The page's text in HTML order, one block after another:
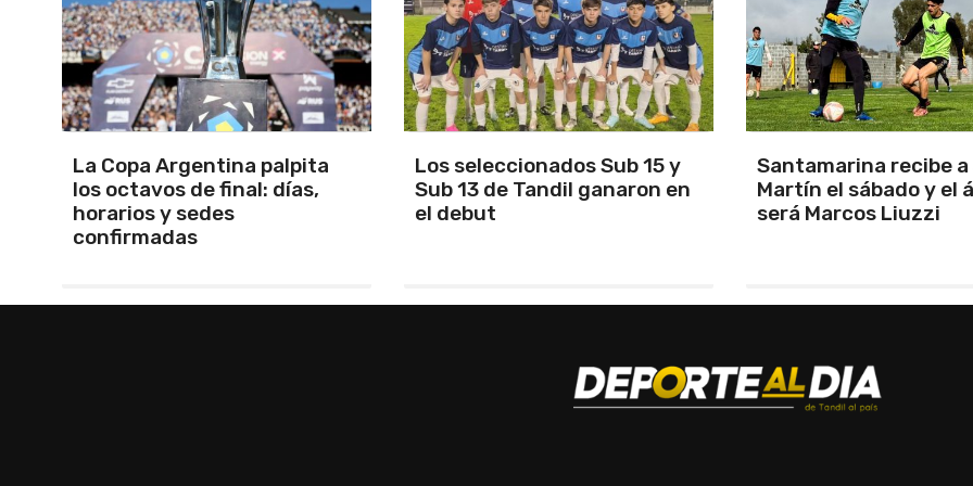
Los seleccionados Sub 15 y
Sub 13 de Tandil ganaron en
el debut
Santamarina recibe a San
Martín el sábado y el árbitro
será Marcos Liuzzi
Los Pumas se
enfrentar a Sudáfrica